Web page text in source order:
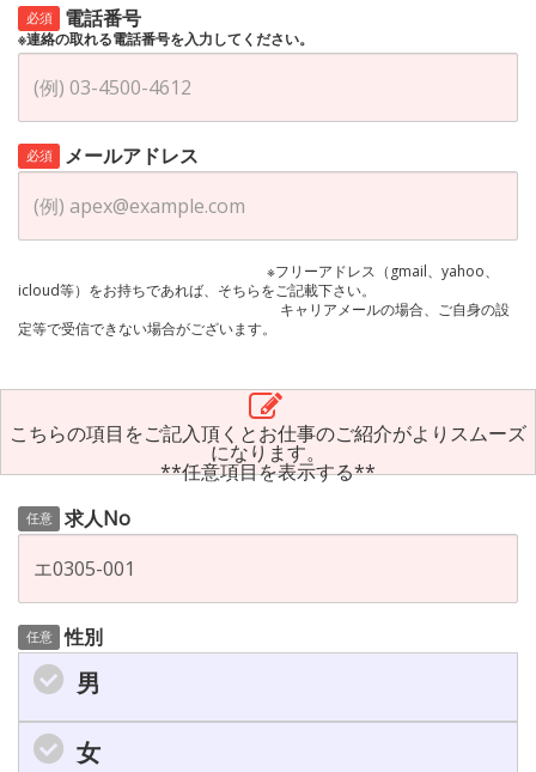
必須 電話番号
※連絡の取れる電話番号を入力してください。
必須 メールアドレス
※フリーアドレス（gmail、yahoo、
icloud等）をお持ちであれば、そちらをご記載下さい。
キャリアメールの場合、ご自身の設
定等で受信できない場合がございます。
こちらの項目をご記入頂くとお仕事のご紹介がよりスムーズ
になります。
**任意項目を表示する**
任意 求人No
任意 性別
男
女